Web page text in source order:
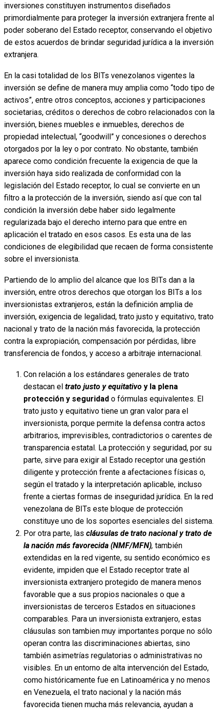
inversiones constituyen instrumentos diseñados
primordialmente para proteger la inversión extranjera frente al
poder soberano del Estado receptor, conservando el objetivo
de estos acuerdos de brindar seguridad jurídica a la inversión
extranjera.
En la casi totalidad de los BITs venezolanos vigentes la
inversión se define de manera muy amplia como “todo tipo de
activos”, entre otros conceptos, acciones y participaciones
societarias, créditos o derechos de cobro relacionados con la
inversión, bienes muebles e inmuebles, derechos de
propiedad intelectual, “goodwill” y concesiones o derechos
otorgados por la ley o por contrato. No obstante, también
aparece como condición frecuente la exigencia de que la
inversión haya sido realizada de conformidad con la
legislación del Estado receptor, lo cual se convierte en un
filtro a la protección de la inversión, siendo así que con tal
condición la inversión debe haber sido legalmente
regularizada bajo el derecho interno para que entre en
aplicación el tratado en esos casos. Es esta una de las
condiciones de elegibilidad que recaen de forma consistente
sobre el inversionista.
Partiendo de lo amplio del alcance que los BITs dan a la
inversión, entre otros derechos que otorgan los BITs a los
inversionistas extranjeros, están la definición amplia de
inversión, exigencia de legalidad, trato justo y equitativo, trato
nacional y trato de la nación más favorecida, la protección
contra la expropiación, compensación por pérdidas, libre
transferencia de fondos, y acceso a arbitraje internacional.
Con relación a los estándares generales de trato
destacan el trato justo y equitativo y la plena
protección y seguridad o fórmulas equivalentes. El
trato justo y equitativo tiene un gran valor para el
inversionista, porque permite la defensa contra actos
arbitrarios, imprevisibles, contradictorios o carentes de
transparencia estatal. La protección y seguridad, por su
parte, sirve para exigir al Estado receptor una gestión
diligente y protección frente a afectaciones físicas o,
según el tratado y la interpretación aplicable, incluso
frente a ciertas formas de inseguridad jurídica. En la red
venezolana de BITs este bloque de protección
constituye uno de los soportes esenciales del sistema.
Por otra parte, las cláusulas de trato nacional y trato de
la nación más favorecida (NMF/MFN), también
extendidas en la red vigente, su sentido económico es
evidente, impiden que el Estado receptor trate al
inversionista extranjero protegido de manera menos
favorable que a sus propios nacionales o que a
inversionistas de terceros Estados en situaciones
comparables. Para un inversionista extranjero, estas
cláusulas son tambien muy importantes porque no sólo
operan contra las discriminaciones abiertas, sino
también asimetrías regulatorias o administrativas no
visibles. En un entorno de alta intervención del Estado,
como históricamente fue en Latinoamérica y no menos
en Venezuela, el trato nacional y la nación más
favorecida tienen mucha más relevancia, ayudan a